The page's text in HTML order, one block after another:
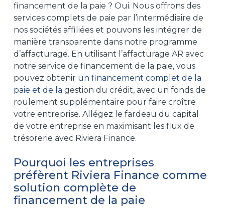
financement de la paie ? Oui. Nous offrons des
services complets de paie par l’intermédiaire de
nos sociétés affiliées et pouvons les intégrer de
manière transparente dans notre programme
d’affacturage. En utilisant l’affacturage AR avec
notre service de financement de la paie, vous
pouvez obtenir un financement complet de la
paie et de la gestion du crédit, avec un fonds de
roulement supplémentaire pour faire croître
votre entreprise. Allégez le fardeau du capital
de votre entreprise en maximisant les flux de
trésorerie avec Riviera Finance.
Pourquoi les entreprises
préfèrent Riviera Finance comme
solution complète de
financement de la paie